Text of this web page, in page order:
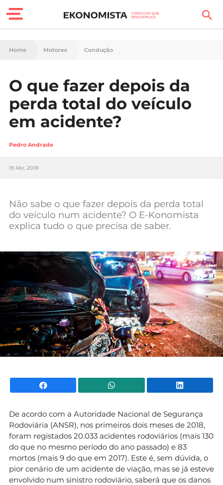
Finanças Pessoais
Carreira
Casa
Lifestyle
Sociedade
Negócios
Mundial 2026
Home Motores Condução
O que fazer depois da
perda total do veículo
em acidente?
Pedro Andrade
19 Abr, 2018
Não sabe o que fazer depois da perda total
do veículo num acidente? O E-Konomista
explica tudo o que precisa de saber.
Facebook WhatsApp
De acordo com a Autoridade Nacional de Segurança
Rodoviária (ANSR), nos primeiros dois meses de 2018,
foram registados 20.033 acidentes rodoviários (mais 130
do que no mesmo período do ano passado) e 83
mortos (mais 9 do que em 2017). Este é, sem dúvida, o
pior cenário de um acidente de viação, mas se já esteve
envolvido num sinistro rodoviário, saberá que os danos